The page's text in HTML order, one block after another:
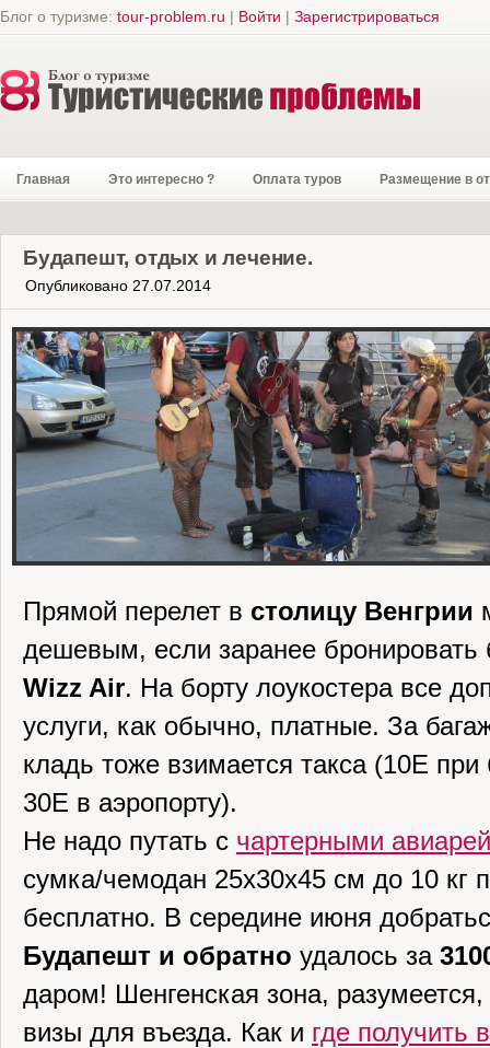
Блог о туризме: tour-problem.ru | Войти | Зарегистрироваться
Главная Это интересно ? Оплата туров Размещение в
Будапешт, отдых и лечение.
Опубликовано 27.07.2014
Прямой перелет в столицу Венгрии
дешевым, если заранее бронировать
Wizz Air. На борту лоукостера все
услуги, как обычно, платные. За
кладь тоже взимается такса (10Е
30Е в аэропорту).
Не надо путать с чартерными
сумка/чемодан 25x30x45 см до 10 кг
бесплатно. В середине июня
Будапешт и обратно удалось за
даром! Шенгенская зона, разумеется,
визы для въезда. Как и где получить